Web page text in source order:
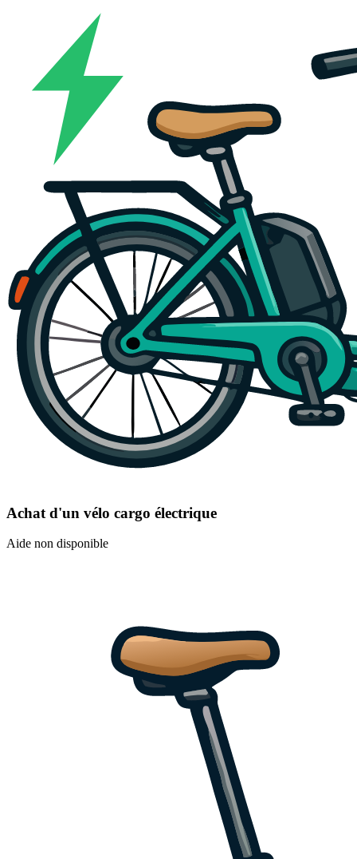
Achat d'un vélo cargo électrique
Aide non disponible